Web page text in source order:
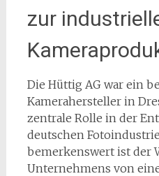
zur
Die Hüttig AG war ein
Kamerahersteller in
zentrale Rolle in der
deutschen
bemerkenswert ist der
Unternehmens von